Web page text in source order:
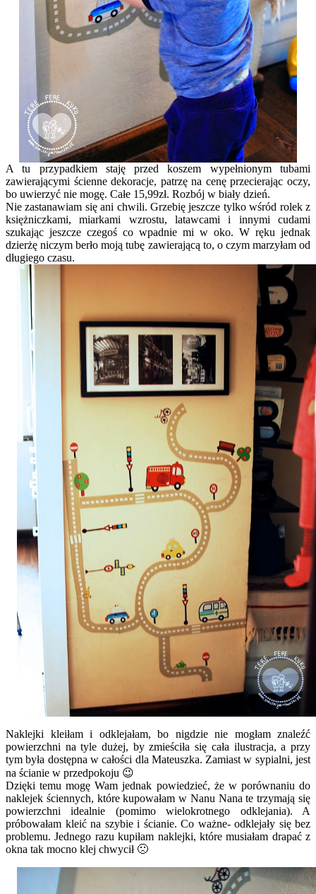
A tu przypadkiem staję przed koszem wypełnionym tubami
zawierającymi ścienne dekoracje, patrzę na cenę przecierając oczy,
bo uwierzyć nie mogę. Całe 15,99zł. Rozbój w biały dzień.
Nie zastanawiam się ani chwili. Grzebię jeszcze tylko wśród rolek z
księżniczkami, miarkami wzrostu, latawcami i innymi cudami
szukając jeszcze czegoś co wpadnie mi w oko. W ręku jednak
dzierżę niczym berło moją tubę zawierającą to, o czym marzyłam od
długiego czasu.
Naklejki kleiłam i odklejałam, bo nigdzie nie mogłam znaleźć
powierzchni na tyle dużej, by zmieściła się cała ilustracja, a przy
tym była dostępna w całości dla Mateuszka. Zamiast w sypialni, jest
na ścianie w przedpokoju 😉
Dzięki temu mogę Wam jednak powiedzieć, że w porównaniu do
naklejek ściennych, które kupowałam w Nanu Nana te trzymają się
powierzchni idealnie (pomimo wielokrotnego odklejania). A
próbowałam kleić na szybie i ścianie. Co ważne- odklejały się bez
problemu. Jednego razu kupiłam naklejki, które musiałam drapać z
okna tak mocno klej chwycił 🙁